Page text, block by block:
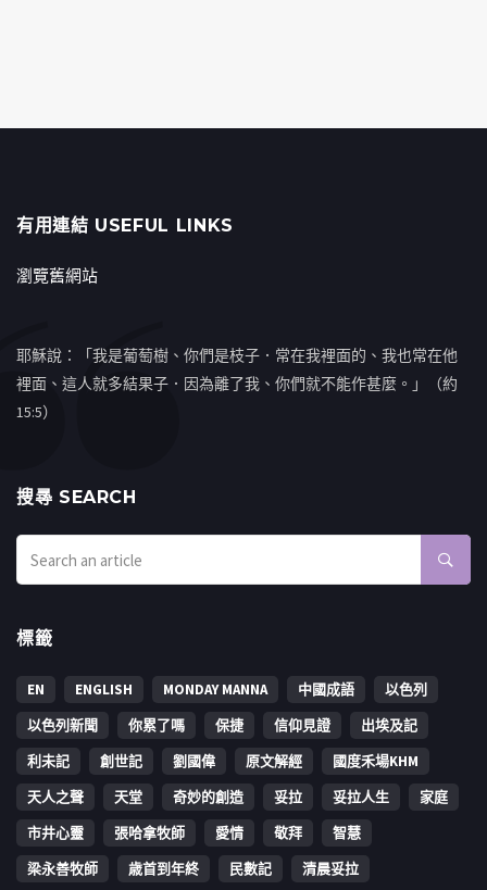
有用連結 USEFUL LINKS
瀏覽舊網站
耶穌說：「我是葡萄樹、你們是枝子．常在我裡面的、我也常在他
裡面、這人就多結果子．因為離了我、你們就不能作甚麼。」（約
15:5）
搜㝷 SEARCH
標籤
EN ENGLISH MONDAY MANNA 中國成語
以色列
以色列新聞
你累了嗎 保捷 信仰見證
出埃及記
利未記
創世記 劉國偉 原文解經
國度禾場KHM
天人之聲
天堂 奇妙的創造 妥拉 妥拉人生
家庭
市井心靈
張哈拿牧師 愛情 敬拜
智慧
梁永善牧師
歳首到年終 民數記 清晨妥拉